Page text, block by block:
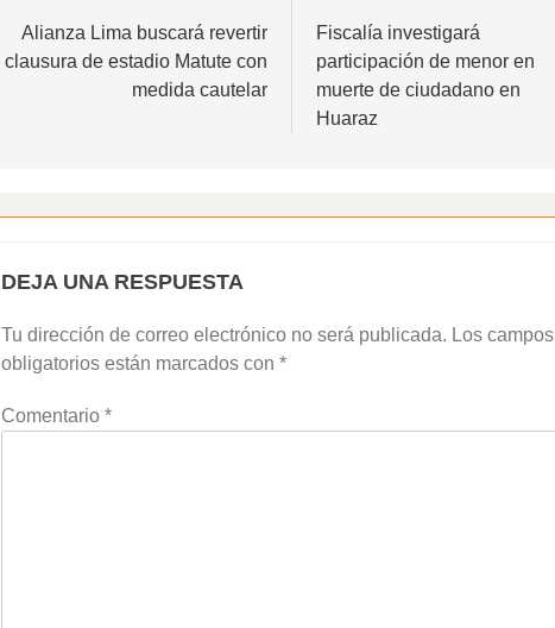
deAlianza Lima buscará revertir
clausura de estadio Matute con
medida cautelar
Fiscalía investigará
participación de menor en
muerte de ciudadano en
Huaraz
DEJA UNA RESPUESTA
Tu dirección de correo electrónico no será publicada. Los campos
obligatorios están marcados con *
Comentario *